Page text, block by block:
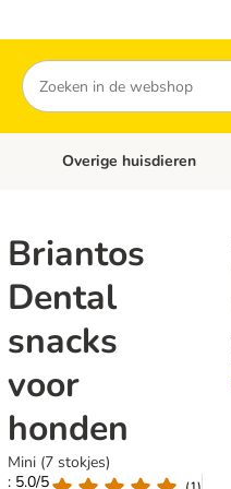
Zoeken
Open categoriemenu: Katten
Overige huisdieren
Briantos
Dental
snacks
voor
honden
Mini (7 stokjes)
: 5.0/5